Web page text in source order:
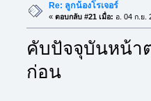
Re: ลูกน้องโรเจอร์
« ตอบกลับ #21 เมื่อ: อ. 04 ก.ย.
คับปัจจุบันหน้า
ก่อน